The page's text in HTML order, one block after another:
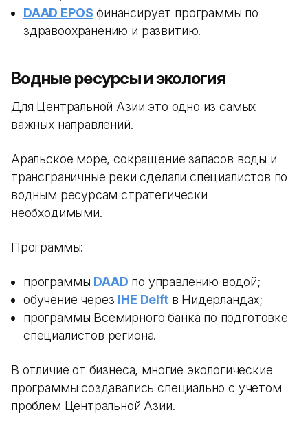
DAAD EPOS финансирует программы по
здравоохранению и развитию.
Водные ресурсы и экология
Для Центральной Азии это одно из самых
важных направлений.
Аральское море, сокращение запасов воды и
трансграничные реки сделали специалистов по
водным ресурсам стратегически
необходимыми.
Программы:
программы DAAD по управлению водой;
обучение через IHE Delftв Нидерландах;
программы Всемирного банка по подготовке
специалистов региона.
В отличие от бизнеса, многие экологические
программы создавались специально с учетом
проблем Центральной Азии.